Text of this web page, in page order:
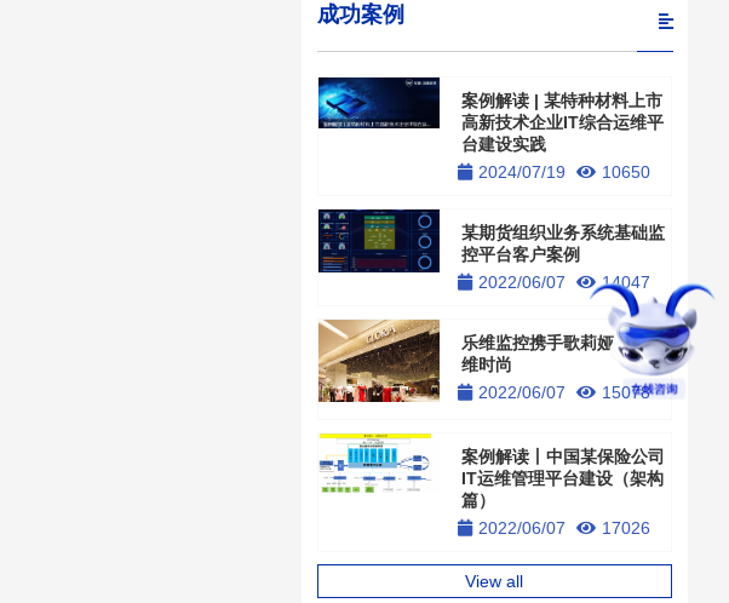
成功案例
案例解读 | 某特种材料上市
高新技术企业IT综合运维平
台建设实践
2024/07/19
10650
某期货组织业务系统基础监
控平台客户案例
2022/06/07
14047
乐维监控携手歌莉娅引领运
维时尚
2022/06/07
15078
案例解读丨中国某保险公司
IT运维管理平台建设（架构
篇）
2022/06/07
17026
View all